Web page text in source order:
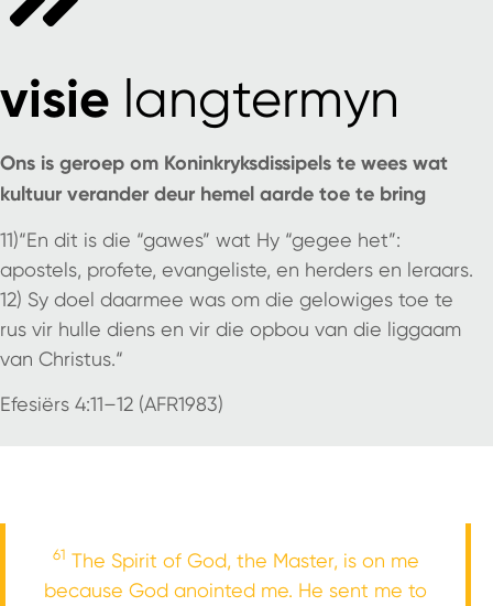
visie langtermyn
Ons is geroep om Koninkryksdissipels te wees wat
kultuur verander deur hemel aarde toe te bring
11)“En dit is die “gawes” wat Hy “gegee het”:
apostels, profete, evangeliste, en herders en leraars.
12) Sy doel daarmee was om die gelowiges toe te
rus vir hulle diens en vir die opbou van die liggaam
van Christus.“
Efesiërs 4:11–12 (AFR1983)
61 The Spirit of God, the Master, is on me
because God anointed me. He sent me to